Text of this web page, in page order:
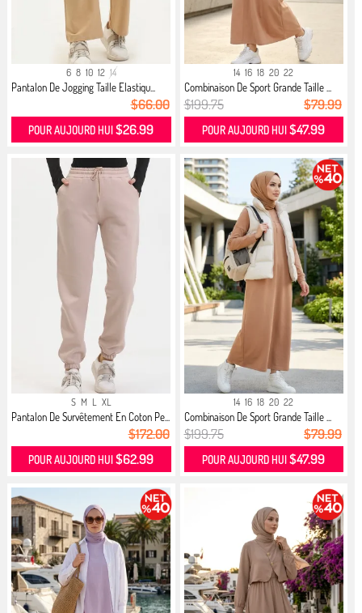
6 8 10 12 14
Pantalon De Jogging Taille Elastiqu...
$66.00
POUR AUJOURD HUI$26.99
14 16 18 20 22
Combinaison De Sport Grande Taille ...
$199.75 $79.99
POUR AUJOURD HUI$47.99
S M L XL
Pantalon De Survêtement En Coton Pe...
$172.00
POUR AUJOURD HUI$62.99
14 16 18 20 22
Combinaison De Sport Grande Taille ...
$199.75 $79.99
POUR AUJOURD HUI$47.99